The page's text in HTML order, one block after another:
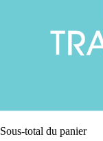
Sous-total du panier